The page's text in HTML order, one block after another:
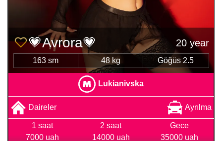
💗Avrora💗 20 year
163 sm 48 kg Göğüs 2.5
Lukianivska
Daireler Ayrılma
1 saat
7000 uah
2 saat
14000 uah
Gece
35000 uah